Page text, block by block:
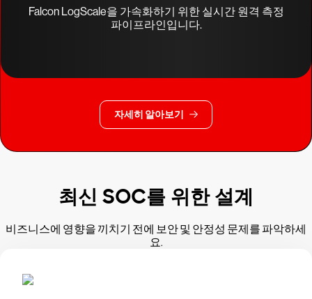
Falcon LogScale을 가속화하기 위한 실시간 원격 측정
파이프라인입니다.
자세히 알아보기
최신 SOC를 위한 설계
비즈니스에 영향을 끼치기 전에 보안 및 안정성 문제를 파악하세
요.